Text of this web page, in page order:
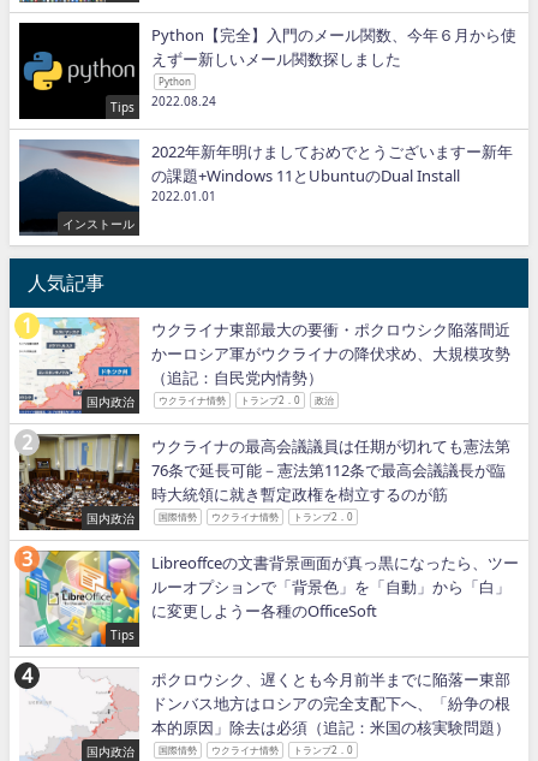
Tips
Python【完全】入門のメール関数、今年６月から使
えずー新しいメール関数探しました
Python
2022.08.24
インストール
2022年新年明けましておめでとうございますー新年
の課題+Windows 11とUbuntuのDual Install
2022.01.01
人気記事
国内政治
ウクライナ東部最大の要衝・ポクロウシク陥落間近
かーロシア軍がウクライナの降伏求め、大規模攻勢
（追記：自民党内情勢）
ウクライナ情勢 トランプ2．0 政治
国内政治
ウクライナの最高会議議員は任期が切れても憲法第
76条で延長可能－憲法第112条で最高会議議長が臨
時大統領に就き暫定政権を樹立するのが筋
国際情勢 ウクライナ情勢 トランプ2．0
Tips
Libreoffceの文書背景画面が真っ黒になったら、ツー
ルーオプションで「背景色」を「自動」から「白」
に変更しようー各種のOfficeSoft
国内政治
ポクロウシク、遅くとも今月前半までに陥落ー東部
ドンバス地方はロシアの完全支配下へ、「紛争の根
本的原因」除去は必須（追記：米国の核実験問題）
国際情勢 ウクライナ情勢 トランプ2．0